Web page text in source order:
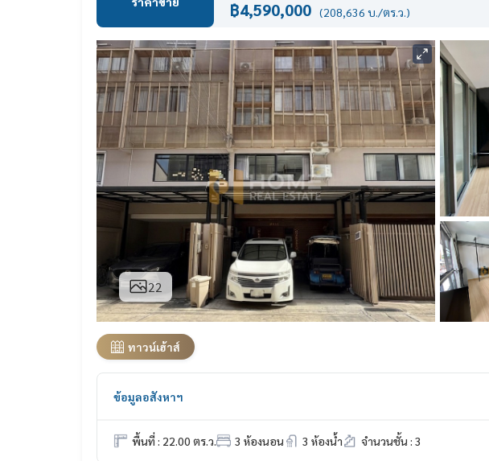
฿4,590,000 (208,636 บ./ตร.ว.)
22
ทาวน์เฮ้าส์
ข้อมูลอสังหาฯ
พื้นที่ : 22.00 ตร.ว. 3 ห้องนอน 3 ห้องน้ำ จำนวนชั้น : 3